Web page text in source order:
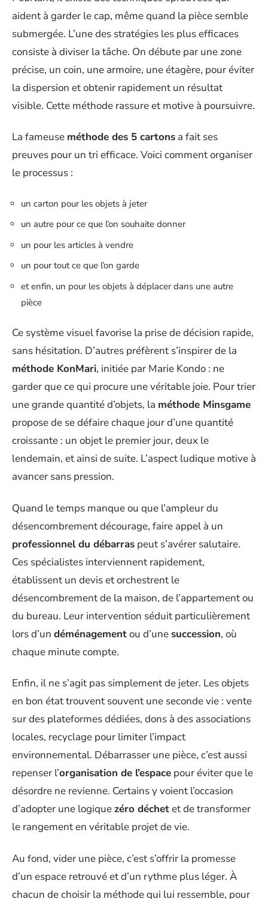
aident à garder le cap, même quand la pièce semble
submergée. L’une des stratégies les plus efficaces
consiste à diviser la tâche. On débute par une zone
précise, un coin, une armoire, une étagère, pour éviter
la dispersion et obtenir rapidement un résultat
visible. Cette méthode rassure et motive à poursuivre.
La fameuse méthode des 5 cartons a fait ses
preuves pour un tri efficace. Voici comment organiser
le processus :
un carton pour les objets à jeter
un autre pour ce que l’on souhaite donner
un pour les articles à vendre
un pour tout ce que l’on garde
et enfin, un pour les objets à déplacer dans une autre
pièce
Ce système visuel favorise la prise de décision rapide,
sans hésitation. D’autres préfèrent s’inspirer de la
méthode KonMari, initiée par Marie Kondo : ne
garder que ce qui procure une véritable joie. Pour trier
une grande quantité d’objets, la méthode Minsgame
propose de se défaire chaque jour d’une quantité
croissante : un objet le premier jour, deux le
lendemain, et ainsi de suite. L’aspect ludique motive à
avancer sans pression.
Quand le temps manque ou que l’ampleur du
désencombrement décourage, faire appel à un
professionnel du débarras peut s’avérer salutaire.
Ces spécialistes interviennent rapidement,
établissent un devis et orchestrent le
désencombrement de la maison, de l’appartement ou
du bureau. Leur intervention séduit particulièrement
lors d’un déménagementou d’une succession, où
chaque minute compte.
Enfin, il ne s’agit pas simplement de jeter. Les objets
en bon état trouvent souvent une seconde vie : vente
sur des plateformes dédiées, dons à des associations
locales, recyclage pour limiter l’impact
environnemental. Débarrasser une pièce, c’est aussi
repenser l’organisation de l’espace pour éviter que le
désordre ne revienne. Certains y voient l’occasion
d’adopter une logiquezéro déchetet de transformer
le rangement en véritable projet de vie.
Au fond, vider une pièce, c’est s’offrir la promesse
d’un espace retrouvé et d’un rythme plus léger. À
chacun de choisir la méthode qui lui ressemble, pour